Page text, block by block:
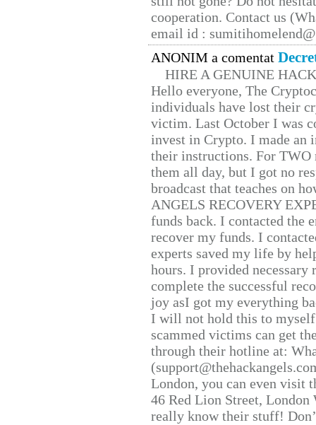
cooperation. Contact us
email id :
ANONIM a comentat
HIRE A GENUINE
Hello everyone, The
individuals have lost their
victim. Last October I was
invest in Crypto. I made
their instructions. For TWO
them all day, but I got no
broadcast that teaches on
ANGELS RECOVERY
funds back. I contacted the
recover my funds. I
experts saved my life by
hours. I provided
complete the successful
joy asI got my everything
I will not hold this to
scammed victims can get
through their hotline at:
London, you can even visit
46 Red Lion Street, London
really know their stuff!